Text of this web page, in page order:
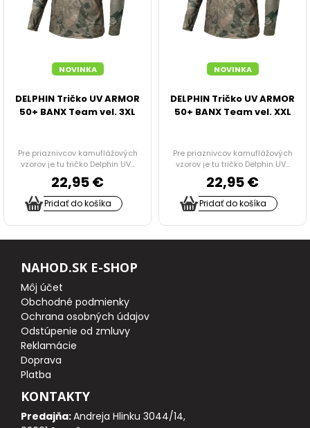
NOVINKA
DELPHIN Tričko UV ARMOR
50+ BANX Team vel. 3XL
Pre priaznivcov kamuflážových
vzorov je tu tričko Delphin UV...
22,95 €
Pridať do košíka
NOVINKA
DELPHIN Tričko UV ARMOR
50+ BANX Team vel. XXL
Pre priaznivcov kamuflážových
vzorov je tu tričko Delphin UV...
22,95 €
Pridať do košíka
NAHOD.SK E-SHOP
Môj účet
Obchodné podmienky
Ochrana osobných údajov
Odstúpenie od zmluvy
Reklamácie
Doprava
Platba
KONTAKTY
Predajňa:Andreja Hlinku 3044/14,
LEHÁTKA
KRESLÁ A STOLIČKY
ČELOVKY A SVETLÁ
ELEKTRONIKA, VENTILÁTORY, POWERBANKY
STOLÍKY DO BIVAKU
PRÍPRAVA JEDLA, NÁDOBY, OHREVY, CHLADNIČKY
TERMO A JEDÁLENSKÉ TAŠKY
VOZÍKY
TAŠKY, BATOHY A PUZDRA
RYBÁRSKE DOPLNKY
HYGIENA